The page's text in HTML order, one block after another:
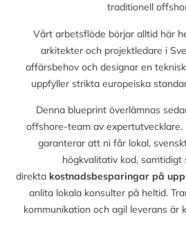
traditionell
Vårt arbetsflöde börjar alltid här
arkitekter och projektledare i
affärsbehov och designar en
uppfyller strikta europeiska
Denna blueprint överlämnas
offshore-team av expertutvecklare.
garanterar att ni får lokal,
högkvalitativ kod, samtidigt
direkta kostnadsbesparingar på
anlita lokala konsulter på heltid.
kommunikation och agil leverans är